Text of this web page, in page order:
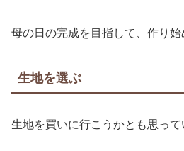
母の日の完成を目指して、作り始
生地を選ぶ
生地を買いに行こうかとも思って